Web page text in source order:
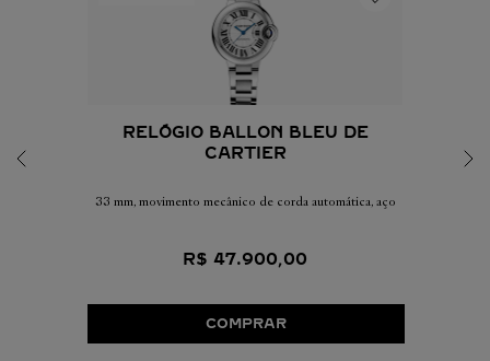
RELÓGIO BALLON BLEU DE
CARTIER
33 mm, movimento mecânico de corda automática, aço
R$ 47.900,00
COMPRAR